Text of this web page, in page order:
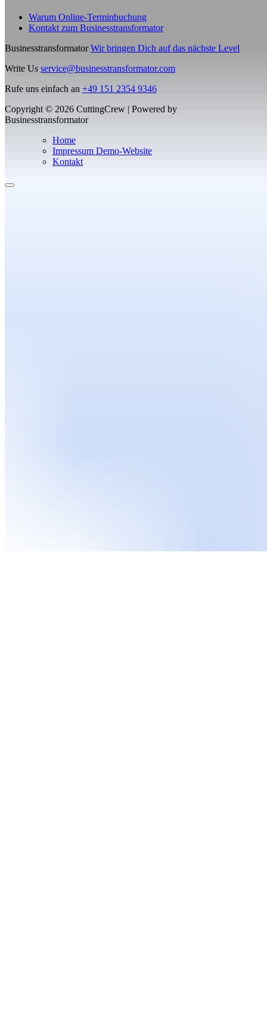
Warum Online-Terminbuchung
Kontakt zum Businesstransformator
Businesstransformator Wir bringen Dich auf das nächste Level
Write Us service@businesstransformator.com
Rufe uns einfach an +49 151 2354 9346
Copyright © 2026 CuttingCrew | Powered by
Businesstransformator
Home
Impressum Demo-Website
Kontakt